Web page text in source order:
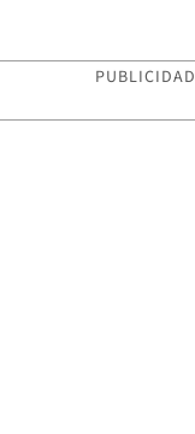
PUBLICIDAD